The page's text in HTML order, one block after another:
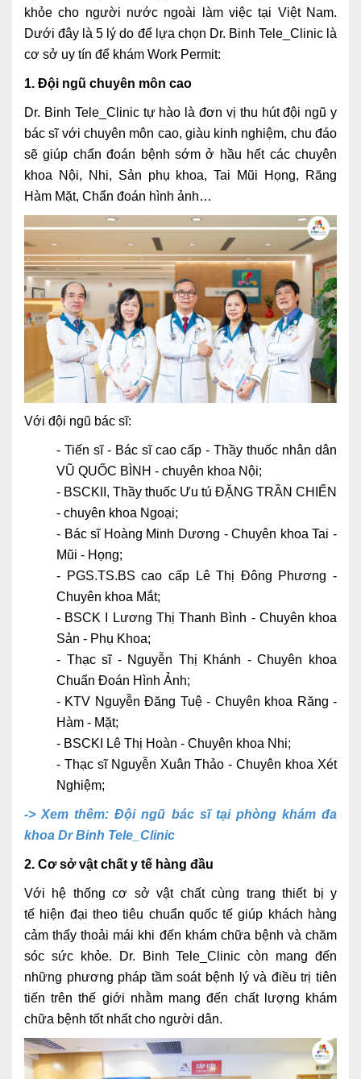
Lấy mẫu xét nghiệm tại nhà
Bảo hiểm Y tế
Bảo lãnh viện phí
TUYỂN DỤNG TRA CỨU HỒ SƠ
khỏe cho người nước ngoài làm việc tại Việt Nam.
Dưới đây là 5 lý do để lựa chọn Dr. Binh Tele_Clinic là
cơ sở uy tín để khám Work Permit:
1. Đội ngũ chuyên môn cao
Dr. Binh Tele_Clinic tự hào là đơn vị thu hút đội ngũ y
bác sĩ với chuyên môn cao, giàu kinh nghiệm, chu đáo
sẽ giúp chẩn đoán bệnh sớm ở hầu hết các chuyên
khoa Nội, Nhi, Sản phụ khoa, Tai Mũi Họng, Răng
Hàm Mặt, Chẩn đoán hình ảnh…
Với đội ngũ bác sĩ:
- Tiến sĩ - Bác sĩ cao cấp - Thầy thuốc nhân dân
VŨ QUỐC BÌNH - chuyên khoa Nội;
- BSCKII, Thầy thuốc Ưu tú ĐẶNG TRẦN CHIẾN
- chuyên khoa Ngoại;
- Bác sĩ Hoàng Minh Dương - Chuyên khoa Tai -
Mũi - Họng;
- PGS.TS.BS cao cấp Lê Thị Đông Phương -
Chuyên khoa Mắt;
- BSCK I Lương Thị Thanh Bình - Chuyên khoa
Sản - Phụ Khoa;
- Thạc sĩ - Nguyễn Thị Khánh - Chuyên khoa
Chuẩn Đoán Hình Ảnh;
- KTV Nguyễn Đăng Tuệ - Chuyên khoa Răng -
Hàm - Mặt;
- BSCKI Lê Thị Hoàn - Chuyên khoa Nhi;
- Thạc sĩ Nguyễn Xuân Thảo - Chuyên khoa Xét
Nghiệm;
-> Xem thêm: Đội ngũ bác sĩ tại phòng khám đa
khoa Dr Binh Tele_Clinic
2. Cơ sở vật chất y tế hàng đầu
Với hệ thống cơ sở vật chất cùng trang thiết bị y
tế hiện đại theo tiêu chuẩn quốc tế giúp khách hàng
cảm thấy thoải mái khi đến khám chữa bệnh và chăm
sóc sức khỏe. Dr. Binh Tele_Clinic còn mang đến
những phương pháp tầm soát bệnh lý và điều trị tiên
tiến trên thế giới nhằm mang đến chất lượng khám
chữa bệnh tốt nhất cho người dân.